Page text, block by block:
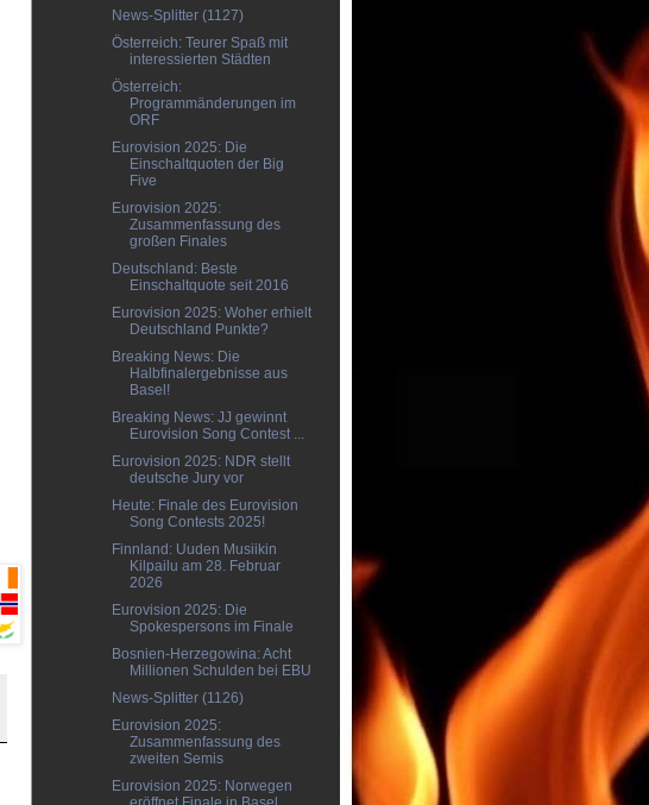
News-Splitter (1127)
Österreich: Teurer Spaß mit
interessierten Städten
Österreich:
Programmänderungen im
ORF
Eurovision 2025: Die
Einschaltquoten der Big
Five
Eurovision 2025:
Zusammenfassung des
großen Finales
Deutschland: Beste
Einschaltquote seit 2016
Eurovision 2025: Woher erhielt
Deutschland Punkte?
Breaking News: Die
Halbfinalergebnisse aus
Basel!
Breaking News: JJ gewinnt
Eurovision Song Contest ...
Eurovision 2025: NDR stellt
deutsche Jury vor
Heute: Finale des Eurovision
Song Contests 2025!
Finnland: Uuden Musiikin
Kilpailu am 28. Februar
2026
Eurovision 2025: Die
Spokespersons im Finale
Bosnien-Herzegowina: Acht
Millionen Schulden bei EBU
News-Splitter (1126)
Eurovision 2025:
Zusammenfassung des
zweiten Semis
Eurovision 2025: Norwegen